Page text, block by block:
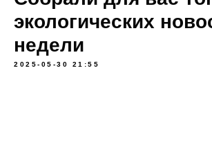
экологических
недели
2025-05-30 21:55